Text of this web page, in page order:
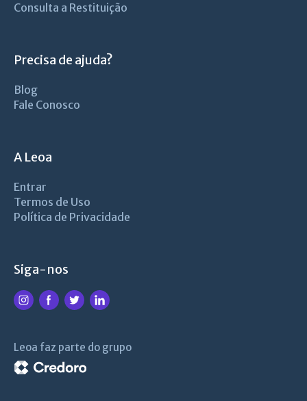
Consulta a Restituição
Precisa de ajuda?
Blog
Fale Conosco
A Leoa
Entrar
Termos de Uso
Política de Privacidade
Siga-nos
Leoa faz parte do grupo